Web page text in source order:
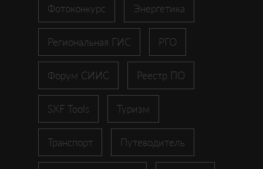
Фотоконкурс Энергетика
Региональная ГИС РГО
Форум СИИС Реестр ПО
SXF Tools Туризм
Транспорт Путеводитель